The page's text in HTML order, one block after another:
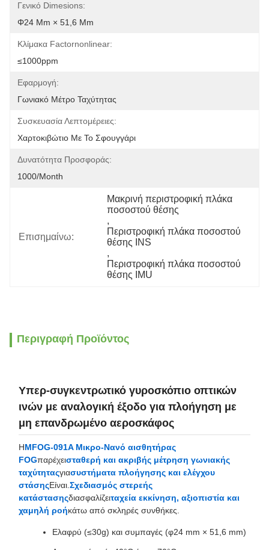
Γενικό Dimesions:
Φ24 Mm × 51,6 Mm
Κλίμακα Factornonlinear:
≤1000ppm
Εφαρμογή:
Γωνιακό Μέτρο Ταχύτητας
Συσκευασία Λεπτομέρειες:
Χαρτοκιβώτιο Με Το Σφουγγάρι
Δυνατότητα Προσφοράς:
1000/Month
Επισημαίνω:
Μακρινή περιστροφική πλάκα
ποσοστού θέσης
,
Περιστροφική πλάκα ποσοστού
θέσης INS
,
Περιστροφική πλάκα ποσοστού
θέσης IMU
Περιγραφή Προϊόντος
Υπερ-συγκεντρωτικό γυροσκόπιο οπτικών
ινών με αναλογική έξοδο για πλοήγηση με
μη επανδρωμένο αεροσκάφος
ΗMFOG-091A Μικρο-Νανό αισθητήρας
FOGπαρέχεισταθερή και ακριβής μέτρηση γωνιακής
ταχύτηταςγιασυστήματα πλοήγησης και ελέγχου
στάσηςΕίναι. Σχεδιασμός στερεής
κατάστασηςδιασφαλίζειταχεία εκκίνηση, αξιοπιστία και
χαμηλή ροήκάτω από σκληρές συνθήκες.
Ελαφρύ (≤30g) και συμπαγές (φ24 mm × 51,6 mm)